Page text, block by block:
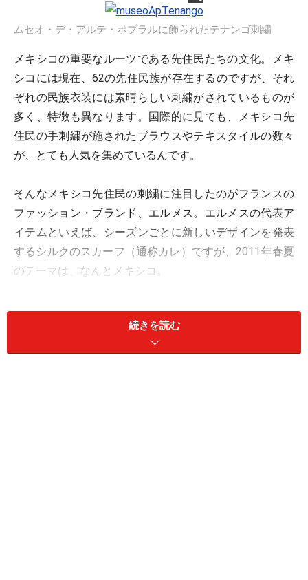
ムセオ・デ・アルテ・ポプラルに飾られたテナンゴ刺繍
メキシコの重要なルーツである先住民たちの文化。メキ
シコには現在、62の先住民族が存在するのですが、それ
ぞれの民族衣装には素晴らしい刺繍がされているものが
多く、特徴も異なります。国際的に見ても、メキシコ先
住民の手刺繍が施されたブラウスやテキスタイルの数々
が、とても人気を集めているんです。
そんなメキシコ先住民の刺繍に注目したのがフランスの
ファッション・ブランド、エルメス。エルメスの代表ア
イテムといえば、シーズンごとに新しいデザインを発表
するシルクのスカーフ（通称カレ）ですが、2011年春夏
のテーマは、なんとメキシコ。
メキシコシティの隣、イダルゴ州のテナンゴ・デ・ドリ
アという地域を拠点にする先住民オトミ族の刺繍をモチ
ーフにしています。この地域の刺繍は、動物や植物が登
続きを読む